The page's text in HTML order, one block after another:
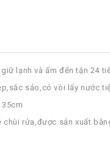
lạnh và ấm đến tận 24
sảo,có vòi lấy nước
chùi rửa,được sản xuất